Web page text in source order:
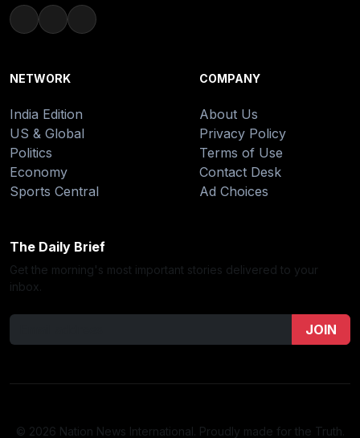
NETWORK
India Edition
US & Global
Politics
Economy
Sports Central
COMPANY
About Us
Privacy Policy
Terms of Use
Contact Desk
Ad Choices
The Daily Brief
Get the morning's most important stories delivered to your
inbox.
JOIN
© 2026 Nation News International. Proudly made for the Truth.